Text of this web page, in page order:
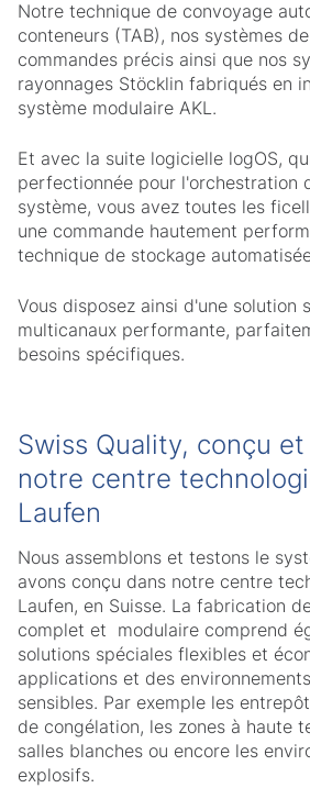
Notre technique de convoyage
conteneurs (TAB), nos systèmes
commandes précis ainsi que nos
rayonnages Stöcklin fabriqués en
système modulaire AKL.
Et avec la suite logicielle logOS,
perfectionnée pour l'orchestration
système, vous avez toutes les
une commande hautement
technique de stockage
Vous disposez ainsi d'une solution
multicanaux performante,
besoins spécifiques.
Swiss Quality, conçu
notre centre
Laufen
Nous assemblons et testons le
avons conçu dans notre centre
Laufen, en Suisse. La fabrication
complet et modulaire comprend
solutions spéciales flexibles et
applications et des
sensibles. Par exemple les
de congélation, les zones à haute
salles blanches ou encore les
explosifs.